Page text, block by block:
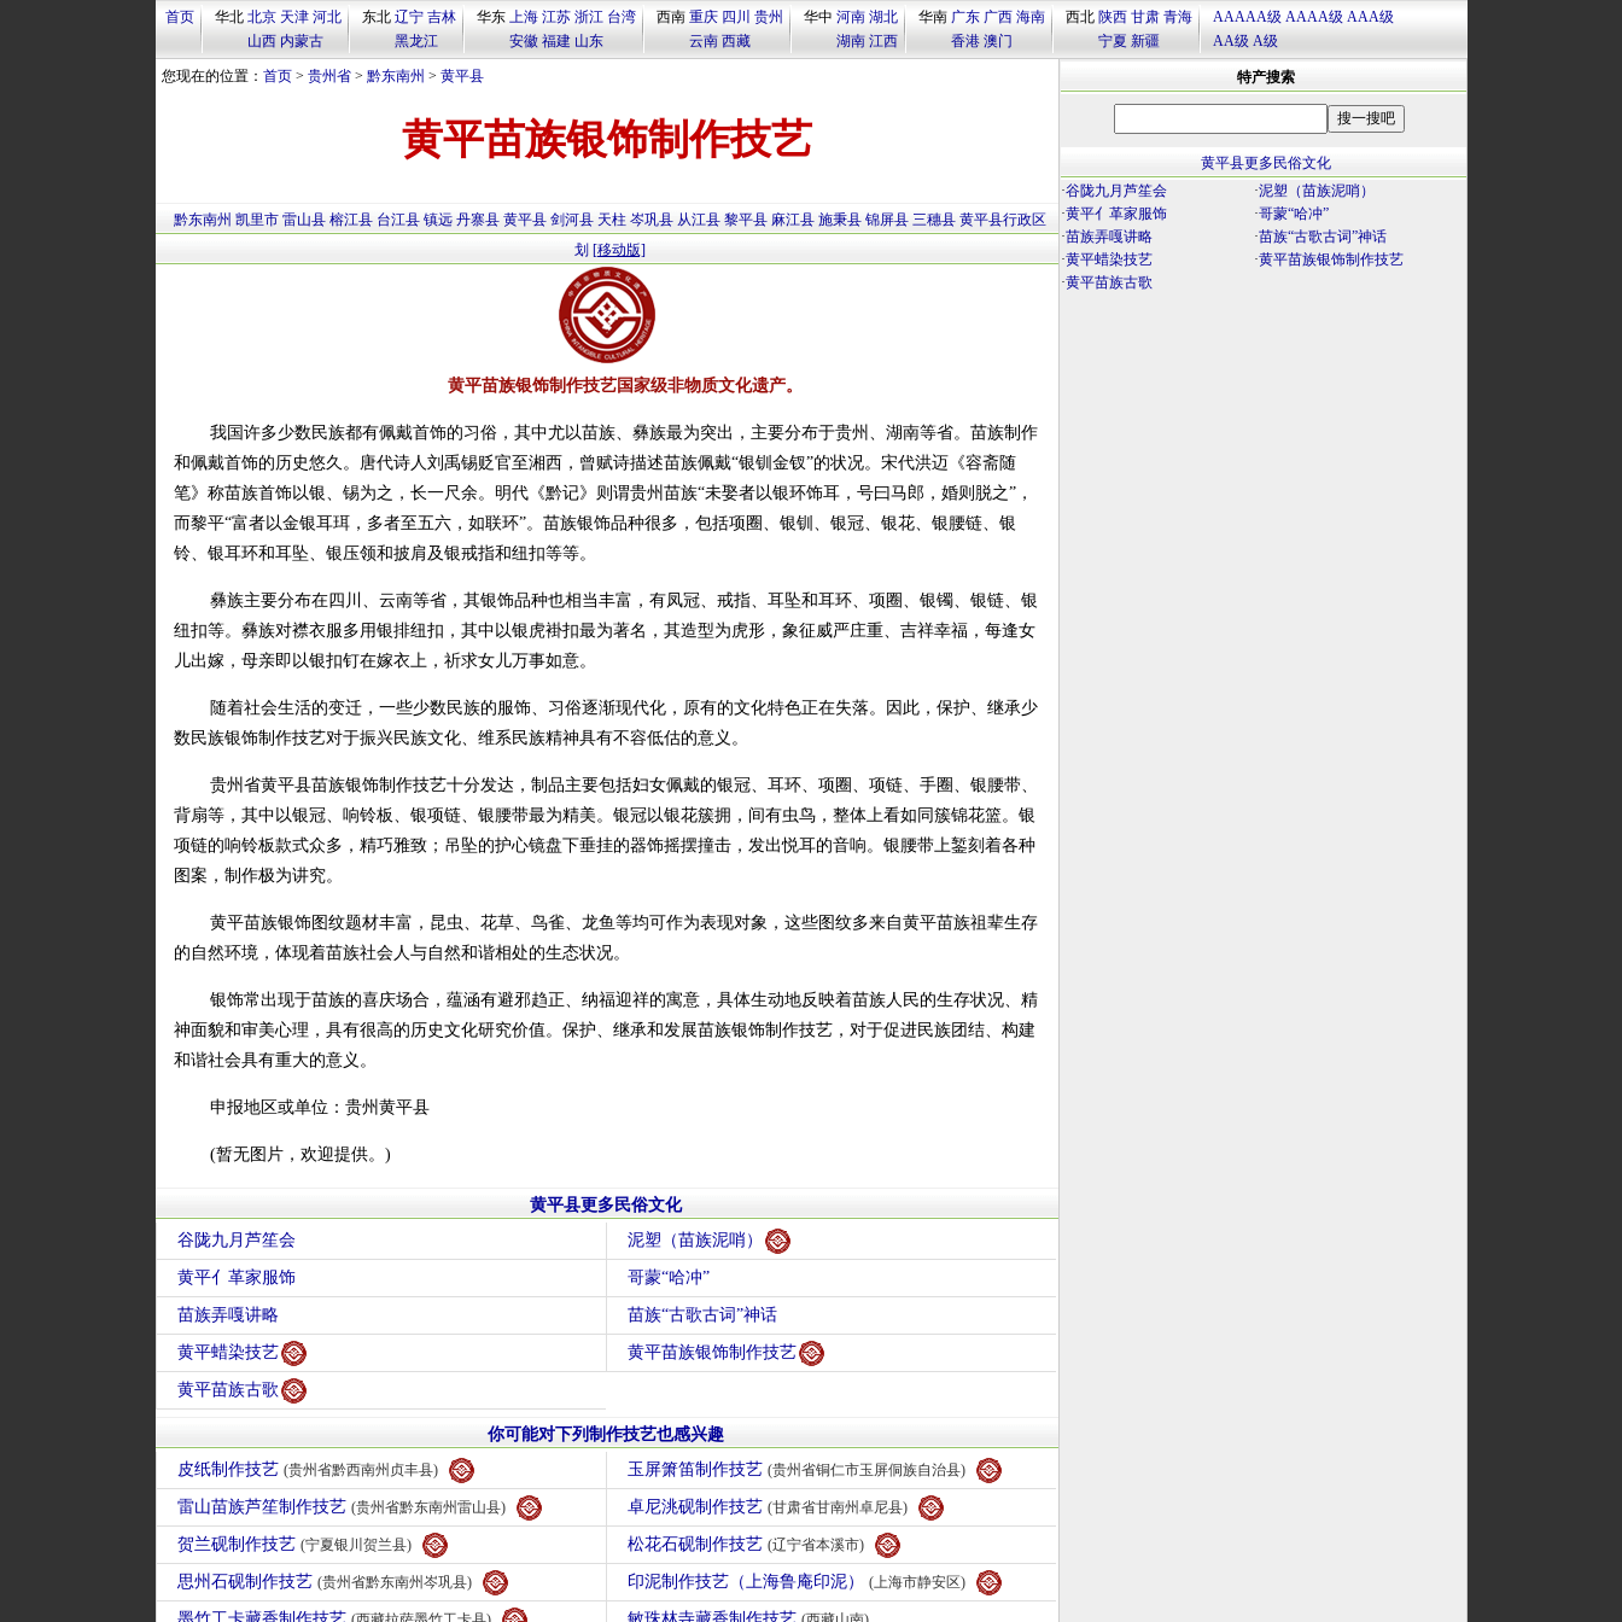
首页 华北 北京 天津 河北
山西 内蒙古
东北 辽宁 吉林
黑龙江
华东 上海 江苏 浙江 台湾
安徽 福建 山东
西南 重庆 四川 贵州
云南 西藏
华中 河南 湖北
湖南 江西
华南 广东 广西 海南
香港 澳门
西北 陕西 甘肃 青海
宁夏 新疆
AAAAA级 AAAA级 AAA级
AA级 A级
您现在的位置： 首页> 贵州省> 黔东南州 > 黄平县
黄平苗族银饰制作技艺
黔东南州 凯里市 雷山县 榕江县 台江县 镇远 丹寨县 黄平县 剑河县 天柱 岑巩县 从江县 黎平县 麻江县 施秉县 锦屏县 三穗县 黄平县行政区
划 [移动版]
黄平苗族银饰制作技艺国家级非物质文化遗产。
我国许多少数民族都有佩戴首饰的习俗，其中尤以苗族、彝族最为突出，主要分布于贵州、湖南等省。苗族制作
和佩戴首饰的历史悠久。唐代诗人刘禹锡贬官至湘西，曾赋诗描述苗族佩戴“银钏金钗”的状况。宋代洪迈《容斋随
笔》称苗族首饰以银、锡为之，长一尺余。明代《黔记》则谓贵州苗族“未娶者以银环饰耳，号曰马郎，婚则脱之”，
而黎平“富者以金银耳珥，多者至五六，如联环”。苗族银饰品种很多，包括项圈、银钏、银冠、银花、银腰链、银
铃、银耳环和耳坠、银压领和披肩及银戒指和纽扣等等。
彝族主要分布在四川、云南等省，其银饰品种也相当丰富，有凤冠、戒指、耳坠和耳环、项圈、银镯、银链、银
纽扣等。彝族对襟衣服多用银排纽扣，其中以银虎褂扣最为著名，其造型为虎形，象征威严庄重、吉祥幸福，每逢女
儿出嫁，母亲即以银扣钉在嫁衣上，祈求女儿万事如意。
随着社会生活的变迁，一些少数民族的服饰、习俗逐渐现代化，原有的文化特色正在失落。因此，保护、继承少
数民族银饰制作技艺对于振兴民族文化、维系民族精神具有不容低估的意义。
贵州省黄平县苗族银饰制作技艺十分发达，制品主要包括妇女佩戴的银冠、耳环、项圈、项链、手圈、银腰带、
背扇等，其中以银冠、响铃板、银项链、银腰带最为精美。银冠以银花簇拥，间有虫鸟，整体上看如同簇锦花篮。银
项链的响铃板款式众多，精巧雅致；吊坠的护心镜盘下垂挂的器饰摇摆撞击，发出悦耳的音响。银腰带上錾刻着各种
图案，制作极为讲究。
黄平苗族银饰图纹题材丰富，昆虫、花草、鸟雀、龙鱼等均可作为表现对象，这些图纹多来自黄平苗族祖辈生存
的自然环境，体现着苗族社会人与自然和谐相处的生态状况。
银饰常出现于苗族的喜庆场合，蕴涵有避邪趋正、纳福迎祥的寓意，具体生动地反映着苗族人民的生存状况、精
神面貌和审美心理，具有很高的历史文化研究价值。保护、继承和发展苗族银饰制作技艺，对于促进民族团结、构建
和谐社会具有重大的意义。
申报地区或单位：贵州黄平县
(暂无图片，欢迎提供。)
黄平县更多民俗文化
谷陇九月芦笙会
泥塑（苗族泥哨）
黄平亻革家服饰 哥蒙“哈冲”
苗族弄嘎讲略 苗族“古歌古词”神话
黄平蜡染技艺 黄平苗族银饰制作技艺
黄平苗族古歌
你可能对下列制作技艺也感兴趣
皮纸制作技艺 (贵州省黔西南州贞丰县) 玉屏箫笛制作技艺 (贵州省铜仁市玉屏侗族自治县)
雷山苗族芦笙制作技艺 (贵州省黔东南州雷山县) 卓尼洮砚制作技艺 (甘肃省甘南州卓尼县)
贺兰砚制作技艺 (宁夏银川贺兰县) 松花石砚制作技艺 (辽宁省本溪市)
思州石砚制作技艺 (贵州省黔东南州岑巩县) 印泥制作技艺（上海鲁庵印泥） (上海市静安区)
特产搜索
黄平县更多民俗文化
·谷陇九月芦笙会 ·泥塑（苗族泥哨）
·黄平亻革家服饰 ·哥蒙“哈冲”
·苗族弄嘎讲略 ·苗族“古歌古词”神话
·黄平蜡染技艺 ·黄平苗族银饰制作技艺
·黄平苗族古歌